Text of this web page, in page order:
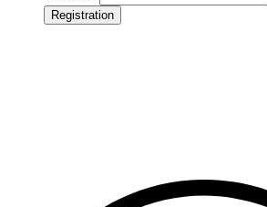
Registration